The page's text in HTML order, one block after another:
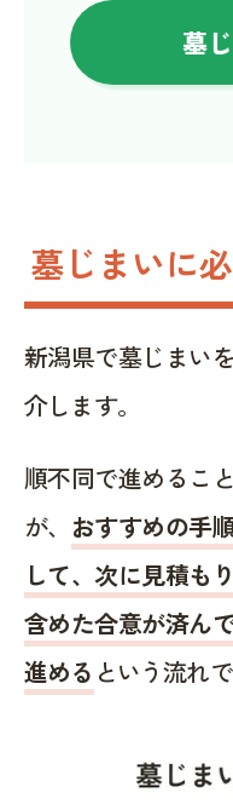
墓
墓じまいに
新潟県で墓じまい
介します。
順不同で進めるこ
が、 おすすめの手
して、次に見積も
含めた合意が済ん
進める という流れで